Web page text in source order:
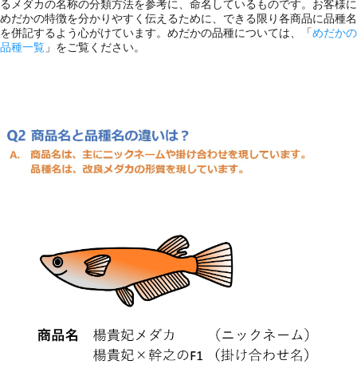
るメダカの名称の分類方法を参考に、命名しているものです。お客様に
めだかの特徴を分かりやすく伝えるために、できる限り各商品に品種名
を併記するよう心がけています。めだかの品種については、「めだかの
品種一覧 」をご覧ください。